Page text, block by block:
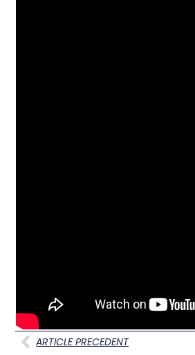
ARTICLE PRECEDENT